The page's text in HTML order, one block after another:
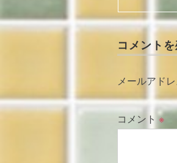
コメント
メールアド
コメント※